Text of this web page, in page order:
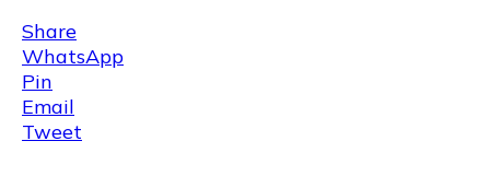
Share
WhatsApp
Pin
Email
Tweet